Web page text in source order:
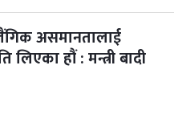
असमानतालाई
लिएका हौं : मन्त्री बादी